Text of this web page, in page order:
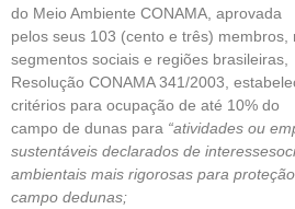
do Meio Ambiente CONAMA, aprovada
pelos seus 103 (cento e três)
segmentos sociais e regiões brasileiras,
Resolução CONAMA 341/2003,
critérios para ocupação de até 10% do
campo de dunas para “atividades ou
sustentáveis declarados de
ambientais mais rigorosas para
campo dedunas;